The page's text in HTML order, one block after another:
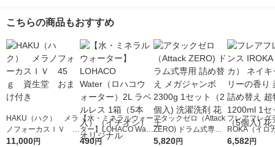
こちらの商品もおすすめ
HAKU（ハク） メラ
ノフォーカスＩＶ 4
5ｇ 資生堂 おまけ
11,000円
【水・ミネラルウォー
ター】LOHACO Wate
r（ロハコウォータ
490円
アタックゼロ（Attack
ZERO) ドラム式専用
詰め替え メガジャン
5,820円
フレアフレグ
ROKA（イロ
イキッドリリ
6,582円